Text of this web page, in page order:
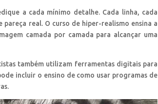
a cada mínimo detalhe. Cada linha, cada
real. O curso de hiper-realismo ensina a
camada por camada para alcançar uma
também utilizam ferramentas digitais para
incluir o ensino de como usar programas de